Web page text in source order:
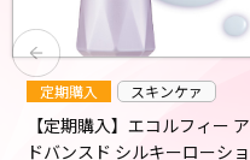
定期購入 スキンケァ
【定期購入】エコルフィー ア
ドバンスド シルキーローショ